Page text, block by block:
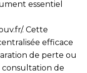
essentiel
. Cette
efficace
de perte ou
consultation de